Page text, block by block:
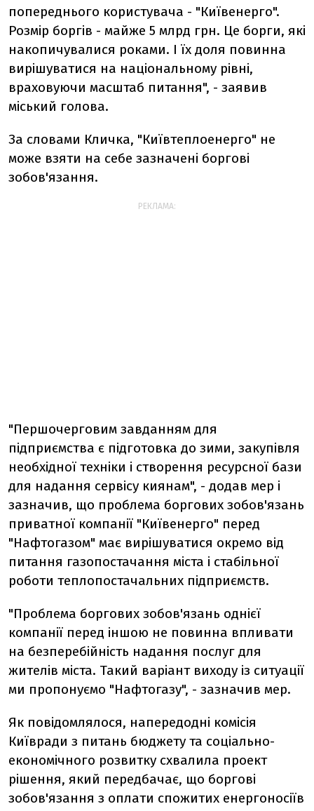
попереднього користувача - "Київенерго".
Розмір боргів - майже 5 млрд грн. Це борги, які
накопичувалися роками. І їх доля повинна
вирішуватися на національному рівні,
враховуючи масштаб питання", - заявив
міський голова.
За словами Кличка, "Київтеплоенерго" не
може взяти на себе зазначені боргові
зобов'язання.
РЕКЛАМА:
"Першочерговим завданням для
підприємства є підготовка до зими, закупівля
необхідної техніки і створення ресурсної бази
для надання сервісу киянам", - додав мер і
зазначив, що проблема боргових зобов'язань
приватної компанії "Київенерго" перед
"Нафтогазом" має вирішуватися окремо від
питання газопостачання міста і стабільної
роботи теплопостачальних підприємств.
"Проблема боргових зобов'язань однієї
компанії перед іншою не повинна впливати
на безперебійність надання послуг для
жителів міста. Такий варіант виходу із ситуації
ми пропонуємо "Нафтогазу", - зазначив мер.
Як повідомлялося, напередодні комісія
Київради з питань бюджету та соціально-
економічного розвитку схвалила проект
рішення, який передбачає, що боргові
зобов'язання з оплати спожитих енергоносіїв